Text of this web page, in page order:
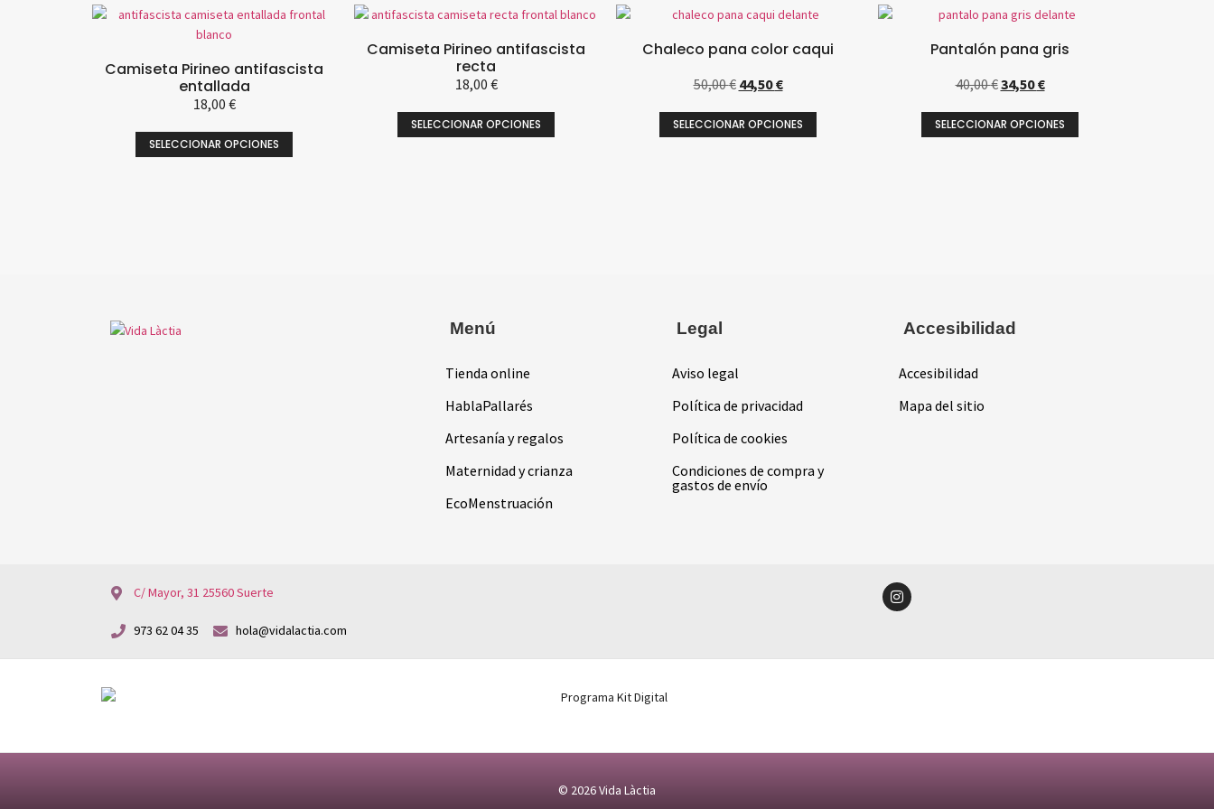
Camiseta Pirineo antifascista
entallada
18,00 €
SELECCIONAR OPCIONES
Camiseta Pirineo antifascista
recta
18,00 €
SELECCIONAR OPCIONES
Chaleco pana color caqui
50,00€ 44,50€
SELECCIONAR OPCIONES
Pantalón pana gris
40,00€34,50€
SELECCIONAR OPCIONES
Menú
Tienda online
HablaPallarés
Artesanía y regalos
Maternidad y crianza
EcoMenstruación
Legal
Aviso legal
Política de privacidad
Política de cookies
Condiciones de compra y
gastos de envío
Accesibilidad
Accesibilidad
Mapa del sitio
C/ Mayor, 31 25560 Suerte
973 62 04 35 hola@vidalactia.com
© 2026Vida Làctia